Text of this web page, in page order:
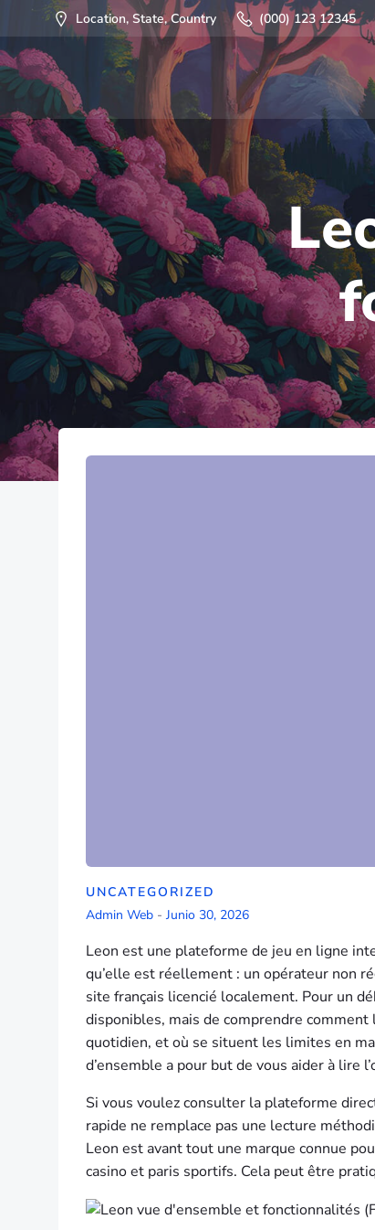
Saltar
al
contenido
Location, State, Country (000) 123 12345
UNCATEGORIZED
Admin Web - Junio 30, 2026
Leon est une plateforme de jeu en ligne
qu’elle est réellement : un opérateur non
site français licencié localement. Pour un
disponibles, mais de comprendre
quotidien, et où se situent les limites en
d’ensemble a pour but de vous aider à lire
Si vous voulez consulter la plateforme
rapide ne remplace pas une lecture
Leon est avant tout une marque connue
casino et paris sportifs. Cela peut être